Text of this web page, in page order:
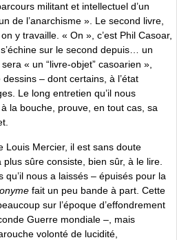
militant et intellectuel d’un
de l’anarchisme ». Le second livre,
y travaille. « On », c’est Phil Casoar,
sur le second depuis… un
« un “livre-objet” casoarien »,
– dont certains, à l’état
Le long entretien qu’il nous
la bouche, prouve, en tout cas, sa
Louis Mercier, il est sans doute
sûre consiste, bien sûr, à le lire.
nous a laissés – épuisés pour la
fait un peu bande à part. Cette
sur l’époque d’effondrement
Guerre mondiale –, mais
volonté de lucidité,